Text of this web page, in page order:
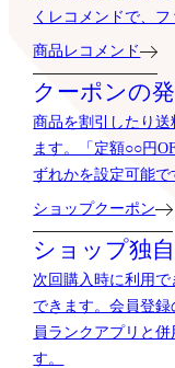
くレコメンドで、
商品レコメンド
クーポンの
商品を割引したり
ます。「定額○○円
ずれかを設定可能で
ショップクーポン
ショップ独
次回購入時に利用
できます。会員登
員ランクアプリと
す。